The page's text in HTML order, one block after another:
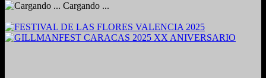
Cargando ...